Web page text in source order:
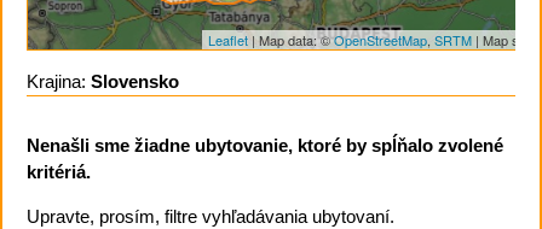
Leaflet | Map data: ©OpenStreetMap, SRTM | Map
Krajina: Slovensko
Nenašli sme žiadne ubytovanie, ktoré by spĺňalo zvolené
kritériá.
Upravte, prosím, filtre vyhľadávania ubytovaní.